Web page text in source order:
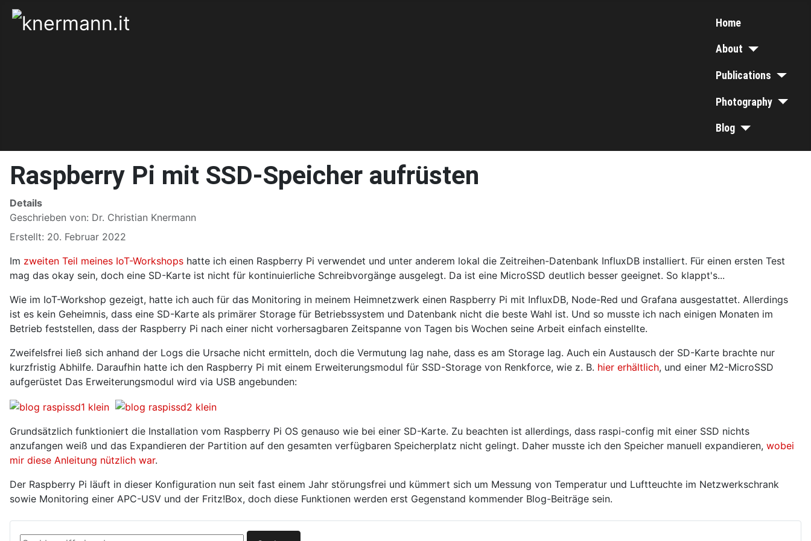
Home
About
Publications
Photography
Blog
Raspberry Pi mit SSD-Speicher aufrüsten
Details
Geschrieben von: Dr. Christian Knermann
Erstellt: 20. Februar 2022
Im zweiten Teil meines IoT-Workshops hatte ich einen Raspberry Pi verwendet und unter anderem lokal die Zeitreihen-Datenbank InfluxDB installiert. Für einen ersten Test
mag das okay sein, doch eine SD-Karte ist nicht für kontinuierliche Schreibvorgänge ausgelegt. Da ist eine MicroSSD deutlich besser geeignet. So klappt's...
Wie im IoT-Workshop gezeigt, hatte ich auch für das Monitoring in meinem Heimnetzwerk einen Raspberry Pi mit InfluxDB, Node-Red und Grafana ausgestattet. Allerdings
ist es kein Geheimnis, dass eine SD-Karte als primärer Storage für Betriebssystem und Datenbank nicht die beste Wahl ist. Und so musste ich nach einigen Monaten im
Betrieb feststellen, dass der Raspberry Pi nach einer nicht vorhersagbaren Zeitspanne von Tagen bis Wochen seine Arbeit einfach einstellte.
Zweifelsfrei ließ sich anhand der Logs die Ursache nicht ermitteln, doch die Vermutung lag nahe, dass es am Storage lag. Auch ein Austausch der SD-Karte brachte nur
kurzfristig Abhilfe. Daraufhin hatte ich den Raspberry Pi mit einem Erweiterungsmodul für SSD-Storage von Renkforce, wie z. B. hier erhältlich, und einer M2-MicroSSD
aufgerüstet Das Erweiterungsmodul wird via USB angebunden:
Grundsätzlich funktioniert die Installation vom Raspberry Pi OS genauso wie bei einer SD-Karte. Zu beachten ist allerdings, dass raspi-config mit einer SSD nichts
anzufangen weiß und das Expandieren der Partition auf den gesamten verfügbaren Speicherplatz nicht gelingt. Daher musste ich den Speicher manuell expandieren, wobei
mir diese Anleitung nützlich war.
Der Raspberry Pi läuft in dieser Konfiguration nun seit fast einem Jahr störungsfrei und kümmert sich um Messung von Temperatur und Luftteuchte im Netzwerkschrank
sowie Monitoring einer APC-USV und der Fritz!Box, doch diese Funktionen werden erst Gegenstand kommender Blog-Beiträge sein.
Suchen ...